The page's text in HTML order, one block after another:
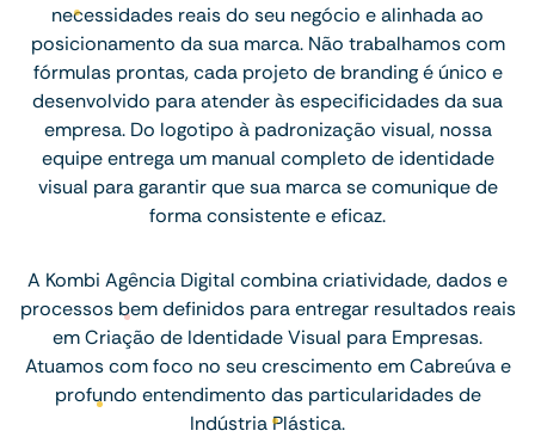
necessidades reais do seu negócio e alinhada ao
posicionamento da sua marca. Não trabalhamos com
fórmulas prontas, cada projeto de branding é único e
desenvolvido para atender às especificidades da sua
empresa. Do logotipo à padronização visual, nossa
equipe entrega um manual completo de identidade
visual para garantir que sua marca se comunique de
forma consistente e eficaz.
A Kombi Agência Digital combina criatividade, dados e
processos bem definidos para entregar resultados reais
em Criação de Identidade Visual para Empresas.
Atuamos com foco no seu crescimento em Cabreúva e
profundo entendimento das particularidades de
Indústria Plástica.